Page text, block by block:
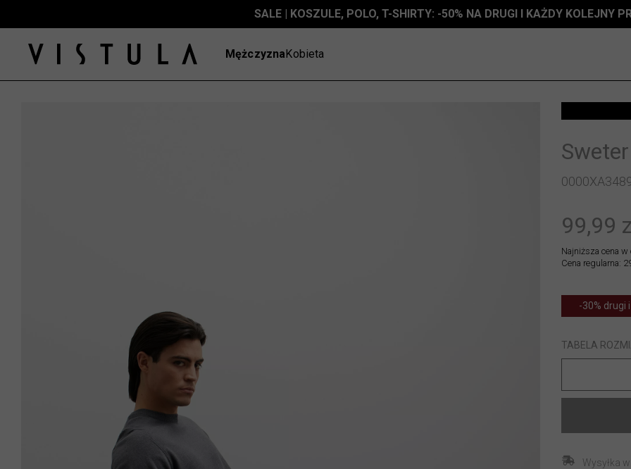
SALE | KOSZULE, POLO, T-SHIRTY: -50% NA DRUGI I KAŻDY KOLEJNY
MężczyznaKobieta
99,99
Najniższa cena
Cena regularna:
-30% drugi
TABELA
Wysyłka